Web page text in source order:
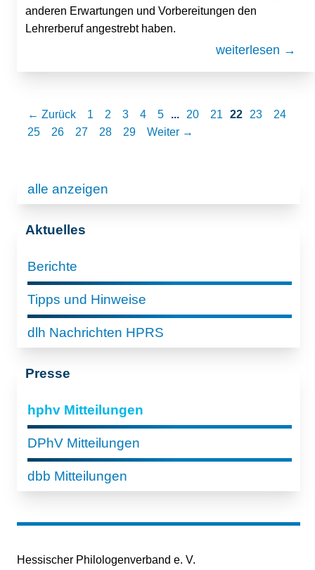
anderen Erwartungen und Vorbereitungen den
Lehrerberuf angestrebt haben.
weiterlesen →
← Zurück 1 2 3 4 5 ... 20 21 22 23
24
25
26 27 28 29 Weiter →
alle anzeigen
Aktuelles
Berichte
Tipps und Hinweise
dlh Nachrichten HPRS
Presse
hphv Mitteilungen
DPhV Mitteilungen
dbb Mitteilungen
Hessischer Philologenverband e. V.